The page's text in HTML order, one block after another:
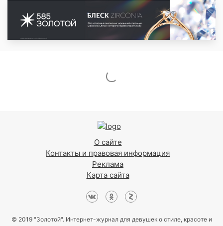
О сайте
Контакты и правовая информация
Реклама
Карта сайта
© 2019 "Золотой". Интернет-журнал для девушек о стиле, красоте и